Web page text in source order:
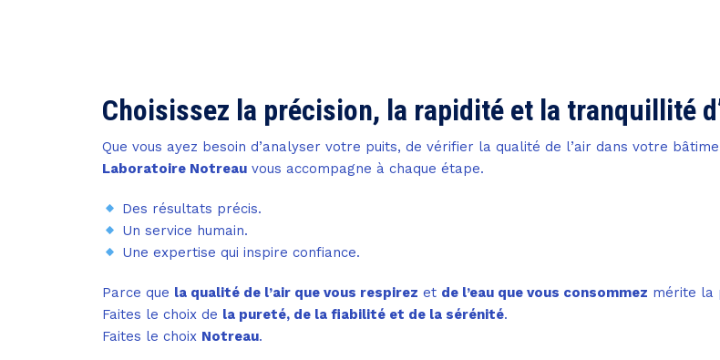
Choisissez la précision, la rapidité et la tranquillité
Que vous ayez besoin d’analyser votre puits, de vérifier la qualité de l’air dans votre
Laboratoire Notreau vous accompagne à chaque étape.
Des résultats précis.
Un service humain.
Une expertise qui inspire confiance.
Parce que la qualité de l’air que vous respirez et de l’eau que vous consommez mérite la
Faites le choix de la pureté, de la fiabilité et de la sérénité.
Faites le choix Notreau.